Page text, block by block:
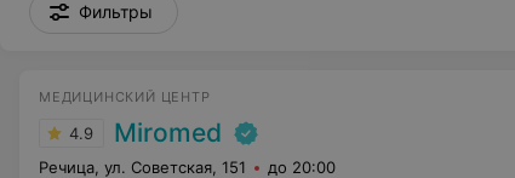
Фильтры
МЕДИЦИНСКИЙ ЦЕНТР
4.9 Miromed
Речица, ул. Советская, 151 до 20:00